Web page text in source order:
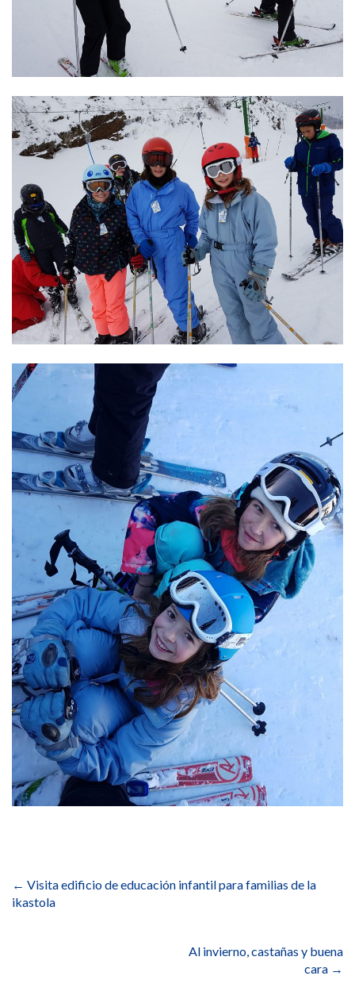
de
entradas
← Visita edificio de educación infantil para familias de la
ikastola
Al invierno, castañas y buena
cara →